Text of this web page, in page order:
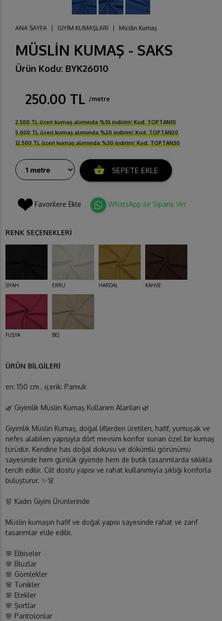
ANA SAYFA GİYİM KUMAŞLARI Müslin Kumaş
MÜSLİN KUMAŞ - SAKS
Ürün Kodu: BYK26010
250.00 TL /metre
2.500 TL üzeri kumaş alımında %10 indirim! Kod: TOPTAN10
5.000 TL üzeri kumaş alımında %20 indirim! Kod: TOPTAN20
12.500 TL üzeri kumaş alımında %30 indirim! Kod: TOPTAN30
shopping_basket SEPETE EKLE
Favorilere Ekle WhatsApp ile Sipariş Ver
RENK SEÇENEKLERİ
SİYAH EKRU HARDAL KAHVE
FUŞYA BEJ
ÜRÜN BİLGİLERİ
en: 150 cm , içerik: Pamuk
🌿 Giyimlik Müslin Kumaş Kullanım Alanları 🌿
Giyimlik Müslin Kumaş, doğal liflerden üretilen, hafif, yumuşak ve
nefes alabilen yapısıyla dört mevsim konfor sunan özel bir kumaş
türüdür. Kendine has doğal dokusu ve dökümlü görünümü
sayesinde hem günlük giyimde hem de butik tasarımlarda sıklıkla
tercih edilir. Cilt dostu yapısı ve rahat kullanımıyla şıklığı konforla
buluşturur. ✨👗
👗 Kadın Giyim Ürünlerinde
Müslin kumaşın hafif ve doğal yapısı sayesinde rahat ve zarif
tasarımlar elde edilir.
🌸 Elbiseler
🌸 Bluzlar
🌸 Gömlekler
🌸 Tunikler
🌸 Etekler
🌸 Şortlar
🌸 Pantolonlar